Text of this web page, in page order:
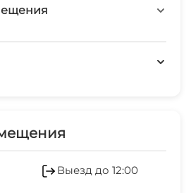
кормления
Выезд до 12:00